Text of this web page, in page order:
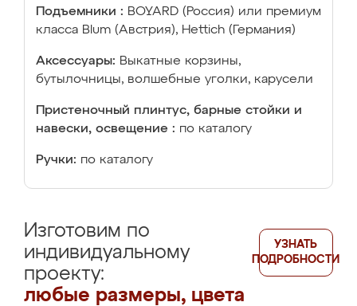
Подъемники : BOYARD (Россия) или премиум
класса Blum (Австрия), Hettich (Германия)
Аксессуары: Выкатные корзины,
бутылочницы, волшебные уголки, карусели
Пристеночный плинтус, барные стойки и
навески, освещение : по каталогу
Ручки: по каталогу
Изготовим по
индивидуальному
проекту:
любые размеры, цвета
УЗНАТЬ
ПОДРОБНОСТИ